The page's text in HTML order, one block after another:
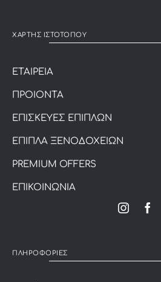
ΧΑΡΤΗΣ ΙΣΤΟΤΟΠΟΥ
ΕΤΑΙΡΕΙΑ
ΠΡΟΙΟΝΤΑ
ΕΠΙΣΚΕΥΕΣ ΕΠΙΠΛΩΝ
ΕΠΙΠΛΑ ΞΕΝΟΔΟΧΕΙΩΝ
PREMIUM OFFERS
ΕΠΙΚΟΙΝΩΝΙΑ
ΠΛΗΡΟΦΟΡΙΕΣ